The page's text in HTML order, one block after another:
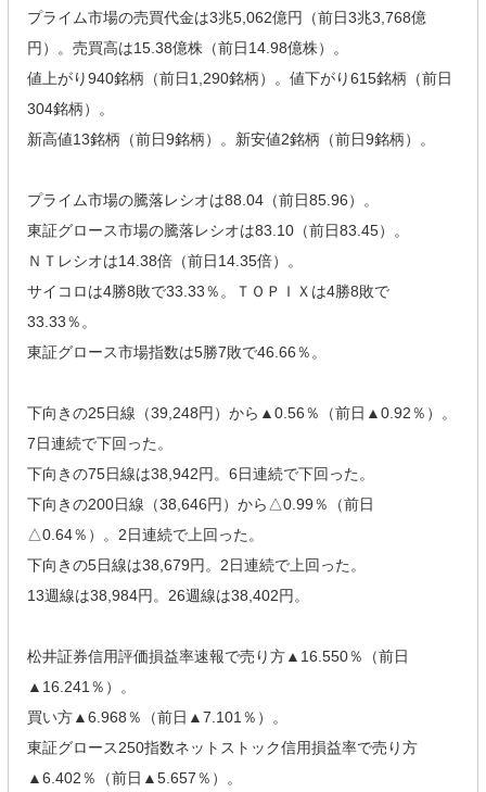
プライム市場の売買代金は3兆5,062億円（前日3兆3,768億
円）。売買高は15.38億株（前日14.98億株）。
値上がり940銘柄（前日1,290銘柄）。値下がり615銘柄（前日
304銘柄）。
新高値13銘柄（前日9銘柄）。新安値2銘柄（前日9銘柄）。
プライム市場の騰落レシオは88.04（前日85.96）。
東証グロース市場の騰落レシオは83.10（前日83.45）。
ＮＴレシオは14.38倍（前日14.35倍）。
サイコロは4勝8敗で33.33％。ＴＯＰＩＸは4勝8敗で
33.33％。
東証グロース市場指数は5勝7敗で46.66％。
下向きの25日線（39,248円）から▲0.56％（前日▲0.92％）。
7日連続で下回った。
下向きの75日線は38,942円。6日連続で下回った。
下向きの200日線（38,646円）から△0.99％（前日
△0.64％）。2日連続で上回った。
下向きの5日線は38,679円。2日連続で上回った。
13週線は38,984円。26週線は38,402円。
松井証券信用評価損益率速報で売り方▲16.550％（前日
▲16.241％）。
買い方▲6.968％（前日▲7.101％）。
東証グロース250指数ネットストック信用損益率で売り方
▲6.402％（前日▲5.657％）。